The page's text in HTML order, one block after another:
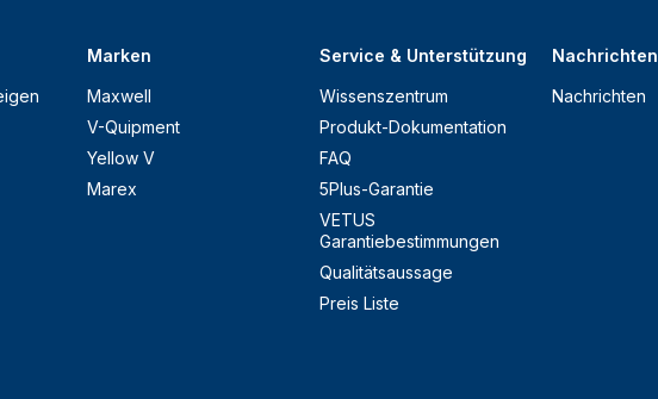
Marken
Maxwell
V-Quipment
Yellow V
Marex
Service & Unterstützung
Wissenszentrum
Produkt-Dokumentation
FAQ
5Plus-Garantie
VETUS
Garantiebestimmungen
Qualitätsaussage
Preis Liste
Nachrichten
Nachrichten